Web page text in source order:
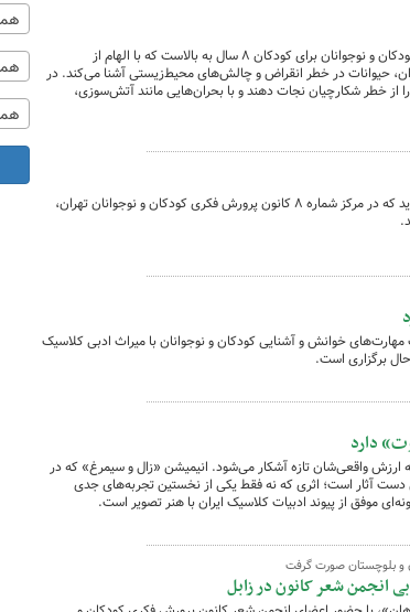
«محیط‌بان شو» یک بازی رومیزی تولید کانون پرورش فکری کودکان و نوجوانان برای کودکان ۸ سال به بالاست که با الهام از
حیوانات در خطر انقراض و چالش‌های محیط‌زیستی آشنا می‌کند. در
خطر شکارچیان نجات دهند و با بحران‌هایی مانند آتش‌سوزی،
حسن دادشکر، نویسنده، کارگردان و بازیگر، از روزهایی می‌گوید که در مرکز شماره ۸ کانون پرورش فکری کودکان و نوجوانان تهران،
خوانش و آشنایی کودکان و نوجوانان با میراث ادبی کلاسیک
برگزاری است.
دارد
ارزش واقعی‌شان تازه آشکار می‌شود. انیمیشن «زال و سیمرغ» که در
همین دست آثار است؛ اثری که نه فقط یکی از نخستین تجربه‌های جدی
موفق از پیوند ادبیات کلاسیک ایران با هنر تصویر است.
و بلوچستان صورت گرفت
انجمن شعر کانون در زابل